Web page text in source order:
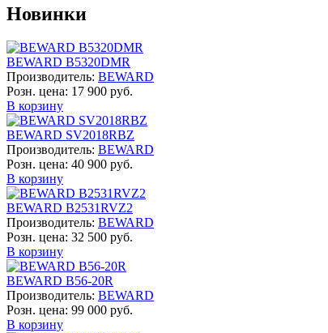
Новинки
BEWARD B5320DMR
Производитель: BEWARD
Розн. цена: 17 900 руб.
В корзину
BEWARD SV2018RBZ
Производитель: BEWARD
Розн. цена: 40 900 руб.
В корзину
BEWARD B2531RVZ2
Производитель: BEWARD
Розн. цена: 32 500 руб.
В корзину
BEWARD B56-20R
Производитель: BEWARD
Розн. цена: 99 000 руб.
В корзину